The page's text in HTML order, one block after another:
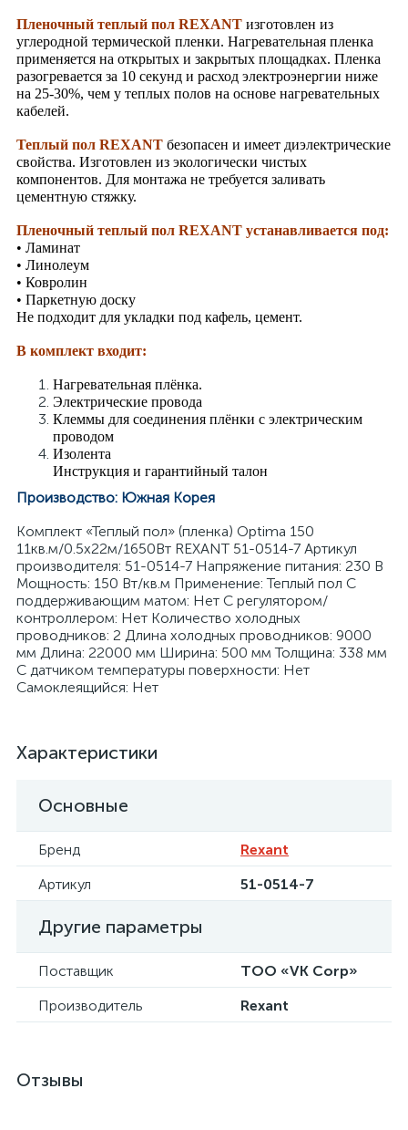
Пленочный теплый пол REXANT изготовлен из
углеродной термической пленки. Нагревательная пленка
применяется на открытых и закрытых площадках. Пленка
разогревается за 10 секунд и расход электроэнергии ниже
на 25-30%, чем у теплых полов на основе нагревательных
кабелей.
Теплый пол REXANT безопасен и имеет диэлектрические
свойства. Изготовлен из экологически чистых
компонентов. Для монтажа не требуется заливать
цементную стяжку.
Пленочный теплый пол REXANT устанавливается под:
• Ламинат
• Линолеум
• Ковролин
• Паркетную доску
Не подходит для укладки под кафель, цемент.
В комплект входит:
Нагревательная плёнка.
Электрические провода
Клеммы для соединения плёнки с электрическим
проводом
Изолента
Инструкция и гарантийный талон
Производство: Южная Корея
Комплект «Теплый пол» (пленка) Optima 150
11кв.м/0.5х22м/1650Вт REXANT 51-0514-7 Артикул
производителя: 51-0514-7 Напряжение питания: 230 В
Мощность: 150 Вт/кв.м Применение: Теплый пол С
поддерживающим матом: Нет С регулятором/
контроллером: Нет Количество холодных
проводников: 2 Длина холодных проводников: 9000
мм Длина: 22000 мм Ширина: 500 мм Толщина: 338 мм
С датчиком температуры поверхности: Нет
Самоклеящийся: Нет
Характеристики
Основные
Бренд
Rexant
Артикул
51-0514-7
Другие параметры
Поставщик
ТОО «VK Corp»
Производитель
Rexant
Отзывы